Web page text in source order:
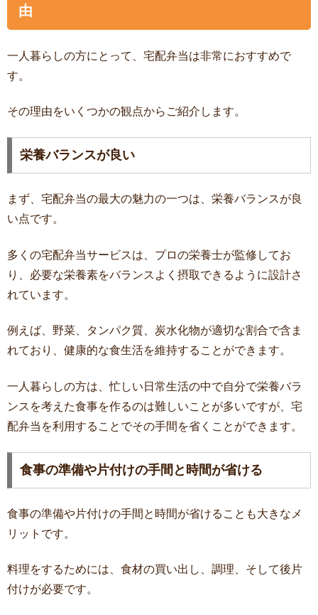
由
一人暮らしの方にとって、宅配弁当は非常におすすめで
す。
その理由をいくつかの観点からご紹介します。
栄養バランスが良い
まず、宅配弁当の最大の魅力の一つは、栄養バランスが良
い点です。
多くの宅配弁当サービスは、プロの栄養士が監修してお
り、必要な栄養素をバランスよく摂取できるように設計さ
れています。
例えば、野菜、タンパク質、炭水化物が適切な割合で含ま
れており、健康的な食生活を維持することができます。
一人暮らしの方は、忙しい日常生活の中で自分で栄養バラ
ンスを考えた食事を作るのは難しいことが多いですが、宅
配弁当を利用することでその手間を省くことができます。
食事の準備や片付けの手間と時間が省ける
食事の準備や片付けの手間と時間が省けることも大きなメ
リットです。
料理をするためには、食材の買い出し、調理、そして後片
付けが必要です。